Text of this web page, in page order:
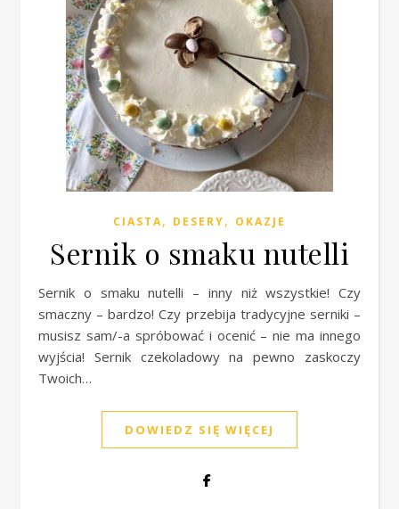
CIASTA, DESERY, OKAZJE
Sernik o smaku nutelli
Sernik o smaku nutelli – inny niż wszystkie! Czy
smaczny – bardzo! Czy przebija tradycyjne serniki –
musisz sam/-a spróbować i ocenić – nie ma innego
wyjścia! Sernik czekoladowy na pewno zaskoczy
Twoich…
DOWIEDZ SIĘ WIĘCEJ